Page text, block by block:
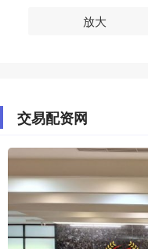
放大
交易配资网